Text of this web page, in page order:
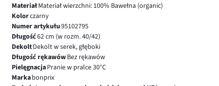
MateriałMateriał wierzchni: 100% Bawełna (organic)
Kolorczarny
Numer artykułu95102795
Długość62 cm (w rozm. 40/42)
DekoltDekolt w serek, głęboki
Długość rękawówBez rękawów
PielęgnacjaPranie w pralce 30°C
Markabonprix